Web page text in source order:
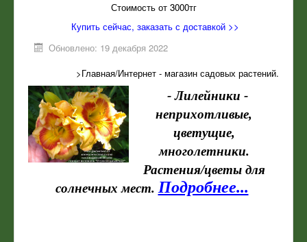
Стоимость от 3000тг
Купить сейчас, заказать с доставкой >>
Обновлено: 19 декабря 2022
>Главная/Интернет - магазин садовых растений.
-Лилейники -
неприхотливые,
цветущие,
многолетники.
Растения/цветы для
солнечных мест. Подробнее...